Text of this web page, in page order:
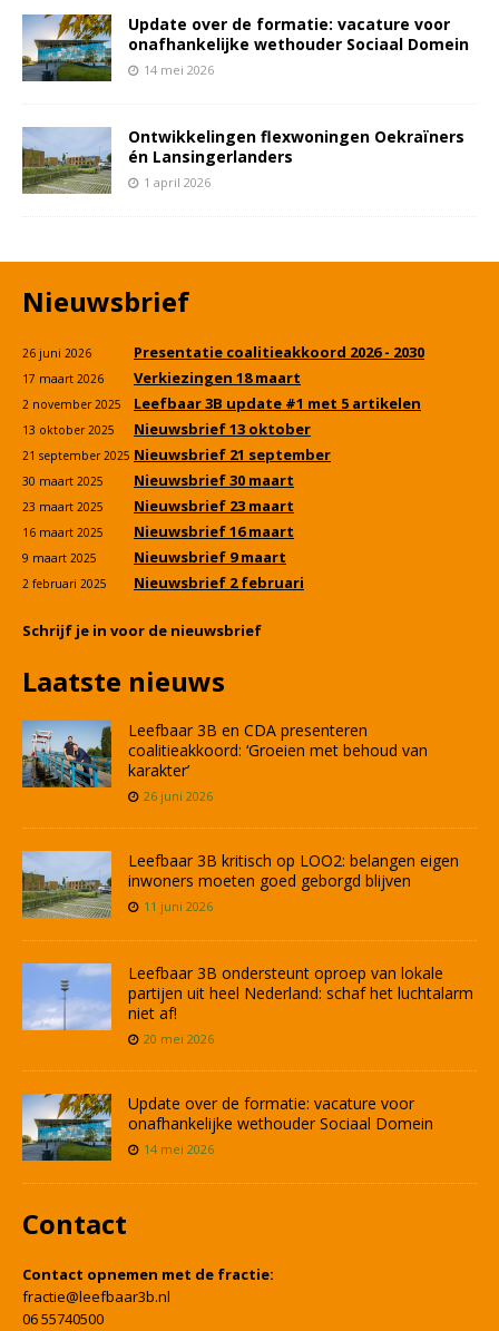
Update over de formatie: vacature voor
onafhankelijke wethouder Sociaal Domein
14 mei 2026
Ontwikkelingen flexwoningen Oekraïners
én Lansingerlanders
1 april 2026
Nieuwsbrief
26 juni 2026 Presentatie coalitieakkoord 2026 - 2030
17 maart 2026 Verkiezingen 18 maart
2 november 2025 Leefbaar 3B update #1 met 5 artikelen
13 oktober 2025 Nieuwsbrief 13 oktober
21 september 2025 Nieuwsbrief 21 september
30 maart 2025 Nieuwsbrief 30 maart
23 maart 2025 Nieuwsbrief 23 maart
16 maart 2025 Nieuwsbrief 16 maart
9 maart 2025 Nieuwsbrief 9 maart
2 februari 2025 Nieuwsbrief 2 februari
Schrijf je in voor de nieuwsbrief
Laatste nieuws
Leefbaar 3B en CDA presenteren
coalitieakkoord: ‘Groeien met behoud van
karakter’
26 juni 2026
Leefbaar 3B kritisch op LOO2: belangen eigen
inwoners moeten goed geborgd blijven
11 juni 2026
Leefbaar 3B ondersteunt oproep van lokale
partijen uit heel Nederland: schaf het luchtalarm
niet af!
20 mei 2026
Update over de formatie: vacature voor
onafhankelijke wethouder Sociaal Domein
14 mei 2026
Contact
Contact opnemen met de fractie:
fractie@leefbaar3b.nl
06 55740500